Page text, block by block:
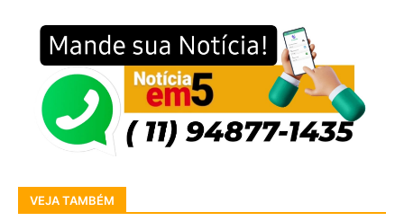
VEJA TAMBÉM